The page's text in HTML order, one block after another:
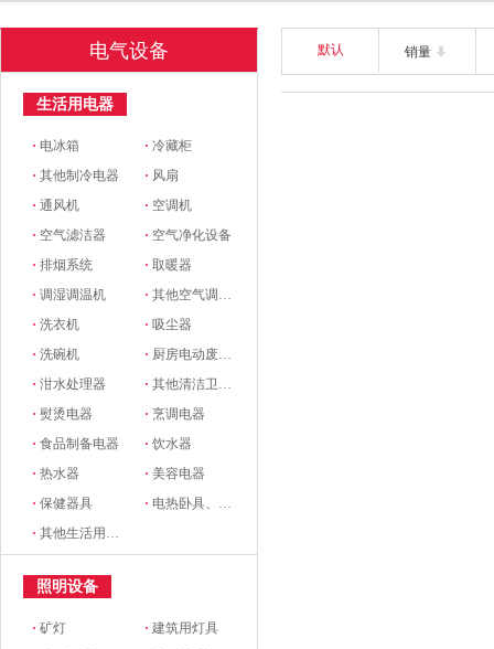
电气设备
生活用电器
· 电冰箱 ·冷藏柜
·其他制冷电器 · 风扇
·通风机 · 空调机
· 空气滤洁器 · 空气净化设备
·排烟系统 ·取暖器
·调湿调温机 ·其他空气调节电器
·洗衣机 ·吸尘器
·洗碗机 · 厨房电动废物处理器
·泔水处理器 ·其他清洁卫生电器
·熨烫电器 ·烹调电器
·食品制备电器 ·饮水器
·热水器 ·美容电器
·保健器具 · 电热卧具、服装
·其他生活用电器
照明设备
·矿灯 ·建筑用灯具
默认 销量